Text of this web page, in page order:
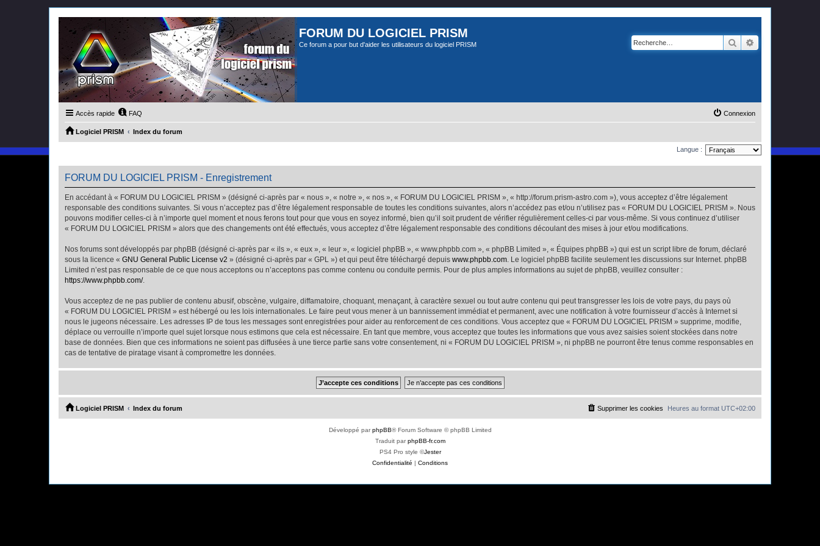
FORUM DU LOGICIEL PRISM
Ce forum a pour but d'aider les utilisateurs du logiciel PRISM Rechercher
Accès rapide FAQ Connexion
Logiciel PRISM Index du forum
Langue :
FORUM DU LOGICIEL PRISM - Enregistrement
En accédant à « FORUM DU LOGICIEL PRISM » (désigné ci-après par « nous », « notre », « nos », « FORUM DU LOGICIEL PRISM », « http://forum.prism-astro.com »), vous acceptez d’être légalement
responsable des conditions suivantes. Si vous n’acceptez pas d’être légalement responsable de toutes les conditions suivantes, alors n’accédez pas et/ou n’utilisez pas « FORUM DU LOGICIEL PRISM ». Nous
pouvons modifier celles-ci à n’importe quel moment et nous ferons tout pour que vous en soyez informé, bien qu’il soit prudent de vérifier régulièrement celles-ci par vous-même. Si vous continuez d’utiliser
« FORUM DU LOGICIEL PRISM » alors que des changements ont été effectués, vous acceptez d’être légalement responsable des conditions découlant des mises à jour et/ou modifications.
Nos forums sont développés par phpBB (désigné ci-après par « ils », « eux », « leur », « logiciel phpBB », « www.phpbb.com », « phpBB Limited », « Équipes phpBB ») qui est un script libre de forum, déclaré
sous la licence « GNU General Public License v2 » (désigné ci-après par « GPL ») et qui peut être téléchargé depuis www.phpbb.com . Le logiciel phpBB facilite seulement les discussions sur Internet. phpBB
Limited n’est pas responsable de ce que nous acceptons ou n’acceptons pas comme contenu ou conduite permis. Pour de plus amples informations au sujet de phpBB, veuillez consulter :
https://www.phpbb.com/.
Vous acceptez de ne pas publier de contenu abusif, obscène, vulgaire, diffamatoire, choquant, menaçant, à caractère sexuel ou tout autre contenu qui peut transgresser les lois de votre pays, du pays où
« FORUM DU LOGICIEL PRISM » est hébergé ou les lois internationales. Le faire peut vous mener à un bannissement immédiat et permanent, avec une notification à votre fournisseur d’accès à Internet si
nous le jugeons nécessaire. Les adresses IP de tous les messages sont enregistrées pour aider au renforcement de ces conditions. Vous acceptez que « FORUM DU LOGICIEL PRISM » supprime, modifie,
déplace ou verrouille n’importe quel sujet lorsque nous estimons que cela est nécessaire. En tant que membre, vous acceptez que toutes les informations que vous avez saisies soient stockées dans notre
base de données. Bien que ces informations ne soient pas diffusées à une tierce partie sans votre consentement, ni « FORUM DU LOGICIEL PRISM », ni phpBB ne pourront être tenus comme responsables en
cas de tentative de piratage visant à compromettre les données.
Logiciel PRISM Index du forum Heures au format UTC+02:00
Supprimer les cookies
Développé parphpBB® Forum Software © phpBB Limited
Traduit parphpBB-fr.com
PS4 Pro style ©Jester
Confidentialité | Conditions